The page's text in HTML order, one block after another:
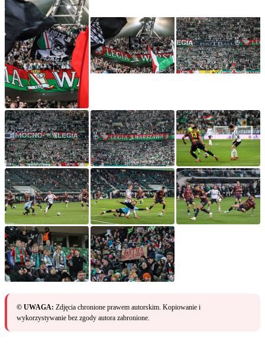
© UWAGA: Zdjęcia chronione prawem autorskim. Kopiowanie i
wykorzystywanie bez zgody autora zabronione.